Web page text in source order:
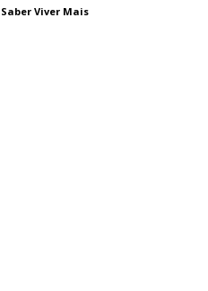
Saber Viver Mais